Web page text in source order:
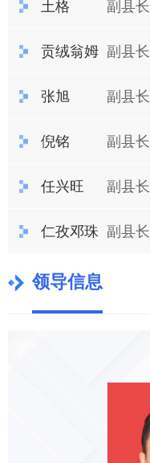
土格 副县长
贡绒翁姆 副县长
张旭 副县长
倪铭 副县长
任兴旺 副县长
仁孜邓珠 副县长
领导信息